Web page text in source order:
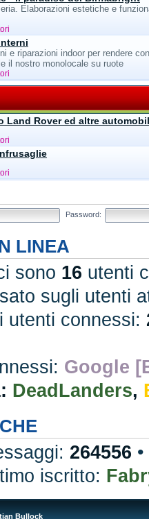
Elaborazioni estetiche e
e riparazioni indoor per rendere
il nostro monolocale su ruote
Land Rover ed altre
Password:
LINEA
sono 16 utenti
sugli utenti
utenti connessi:
Google
DeadLanders,
264556
iscritto:
Bullock